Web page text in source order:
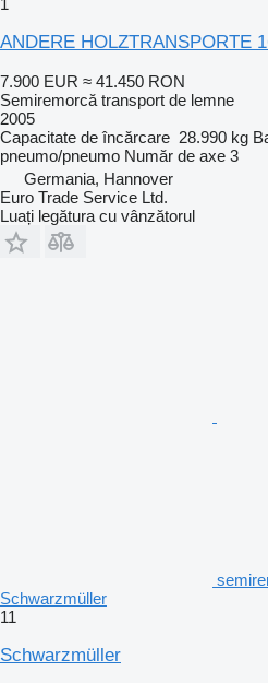
ANDERE HOLZTRANSPORTE
7.900 EUR ≈ 41.450 RON
Semiremorcă transport de lemne
2005
Capacitate de încărcare 28.990 kg
pneumo/pneumo Număr de axe 3
Germania, Hannover
Euro Trade Service Ltd.
Luați legătura cu vânzătorul
Schwarzmüller
11
Schwarzmüller